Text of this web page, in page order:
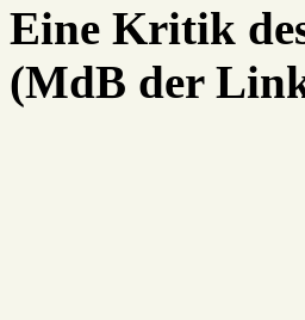
Eine Kritik
(MdB der